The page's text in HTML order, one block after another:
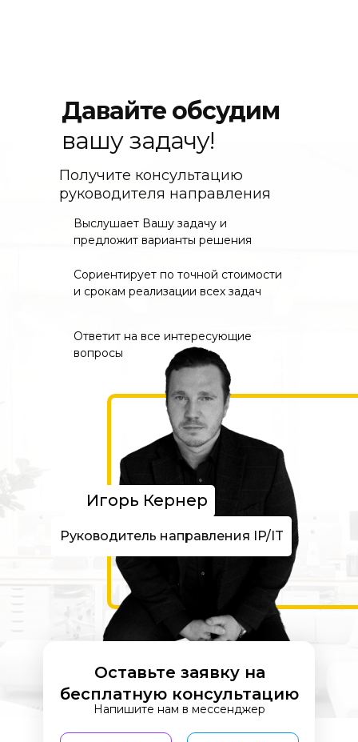
Игорь Кернер
Руководитель направления IP/IT
Давайте обсудим
вашу задачу!
Напишите нам в мессенджер
Оставьте заявку на
бесплатную консультацию
Выслушает Вашу задачу и
предложит варианты решения
Ответит на все интересующие
вопросы
Получите консультацию
руководителя направления
Сориентирует по точной стоимости
и срокам реализации всех задач